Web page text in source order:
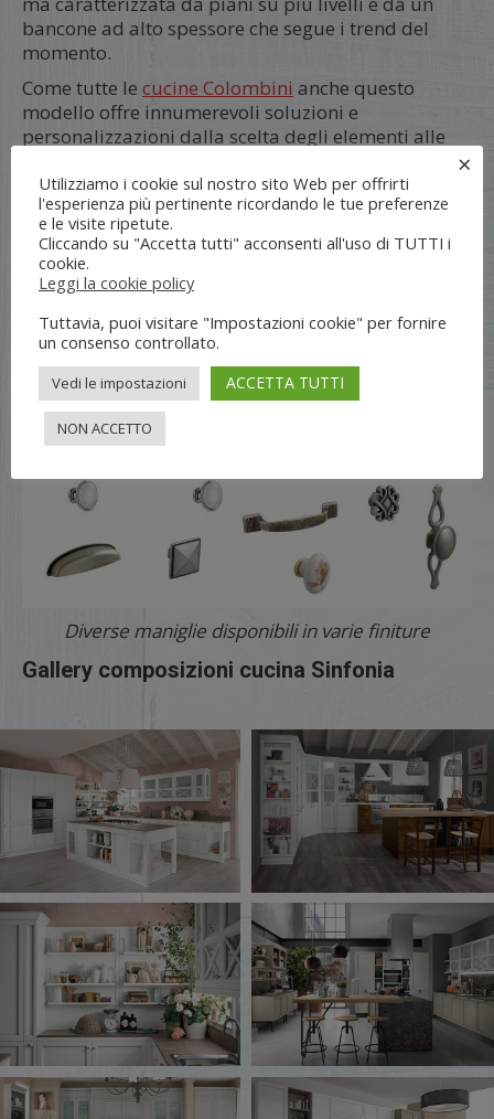
bancone ad alto spessore che segue i trend del
momento.
Come tutte le cucine Colombini anche questo
modello offre innumerevoli soluzioni e
personalizzazioni dalla scelta degli elementi alle
Colori, particolari e personalizzazioni
Disponibile nelle colorazioni: bianco anticato, grigio
dorian, Siena scuro.
Diverse maniglie disponibili in varie finiture
Gallery composizioni cucina Sinfonia
Utilizziamo i cookie sul nostro sito Web per offrirti
l'esperienza più pertinente ricordando le tue preferenze
e le visite ripetute.
Cliccando su "Accetta tutti" acconsenti all'uso di TUTTI i
cookie.
Leggi la cookie policy
×
Tuttavia, puoi visitare "Impostazioni cookie" per fornire
un consenso controllato.
Vedi le impostazioni ACCETTA TUTTI
NON ACCETTO